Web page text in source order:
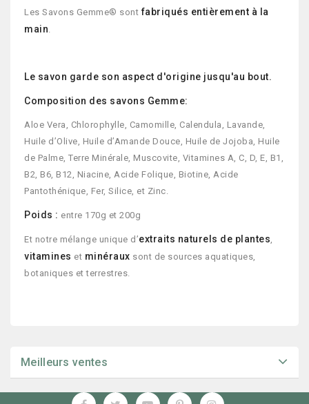
Les Savons Gemme® sontfabriqués entièrement à la
main.
Le savon garde son aspect d'origine jusqu'au bout.
Composition des savons Gemme:
Aloe Vera, Chlorophylle, Camomille, Calendula, Lavande,
Huile d’Olive, Huile d’Amande Douce, Huile de Jojoba, Huile
de Palme, Terre Minérale, Muscovite, Vitamines A, C, D, E, B1,
B2, B6, B12, Niacine, Acide Folique, Biotine, Acide
Pantothénique, Fer, Silice, et Zinc.
Poids : entre 170g et 200g
Et notre mélange unique d’extraits naturels de plantes,
vitamines et minéraux sont de sources aquatiques,
botaniques et terrestres.
Meilleurs ventes